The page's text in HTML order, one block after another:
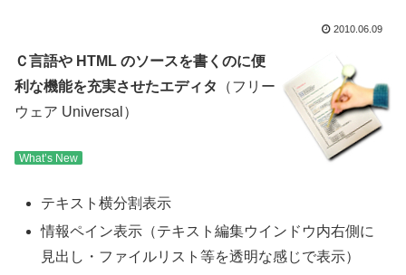
2010.06.09
Ｃ言語や HTML のソースを書くのに便
利な機能を充実させたエディタ
（フリー
ウェア Universal）
What’s New
テキスト横分割表示
情報ペイン表示（テキスト編集ウインドウ内右側に
見出し・ファイルリスト等を透明な感じで表示）